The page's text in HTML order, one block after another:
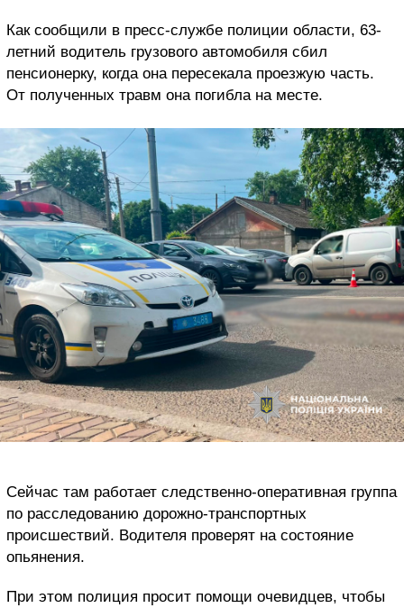
Как сообщили в пресс-службе полиции области, 63-
летний водитель грузового автомобиля сбил
пенсионерку, когда она пересекала проезжую часть.
От полученных травм она погибла на месте.
Сейчас там работает следственно-оперативная группа
по расследованию дорожно-транспортных
происшествий. Водителя проверят на состояние
опьянения.
При этом полиция просит помощи очевидцев, чтобы